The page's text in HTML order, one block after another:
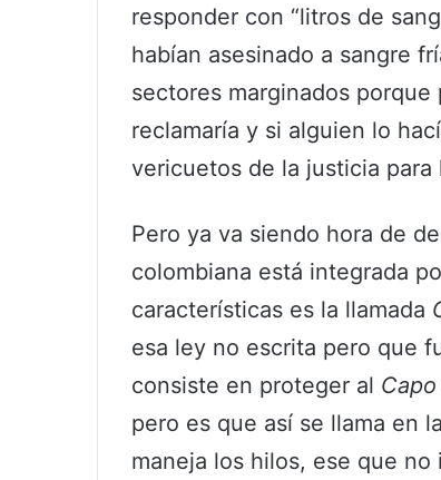
responder con “litros de
habían asesinado a sangre
sectores marginados
reclamaría y si alguien lo
vericuetos de la justicia
Pero ya va siendo hora de
colombiana está integrada
características es la llamada
esa ley no escrita pero que
consiste en proteger al
pero es que así se llama en
maneja los hilos, ese que